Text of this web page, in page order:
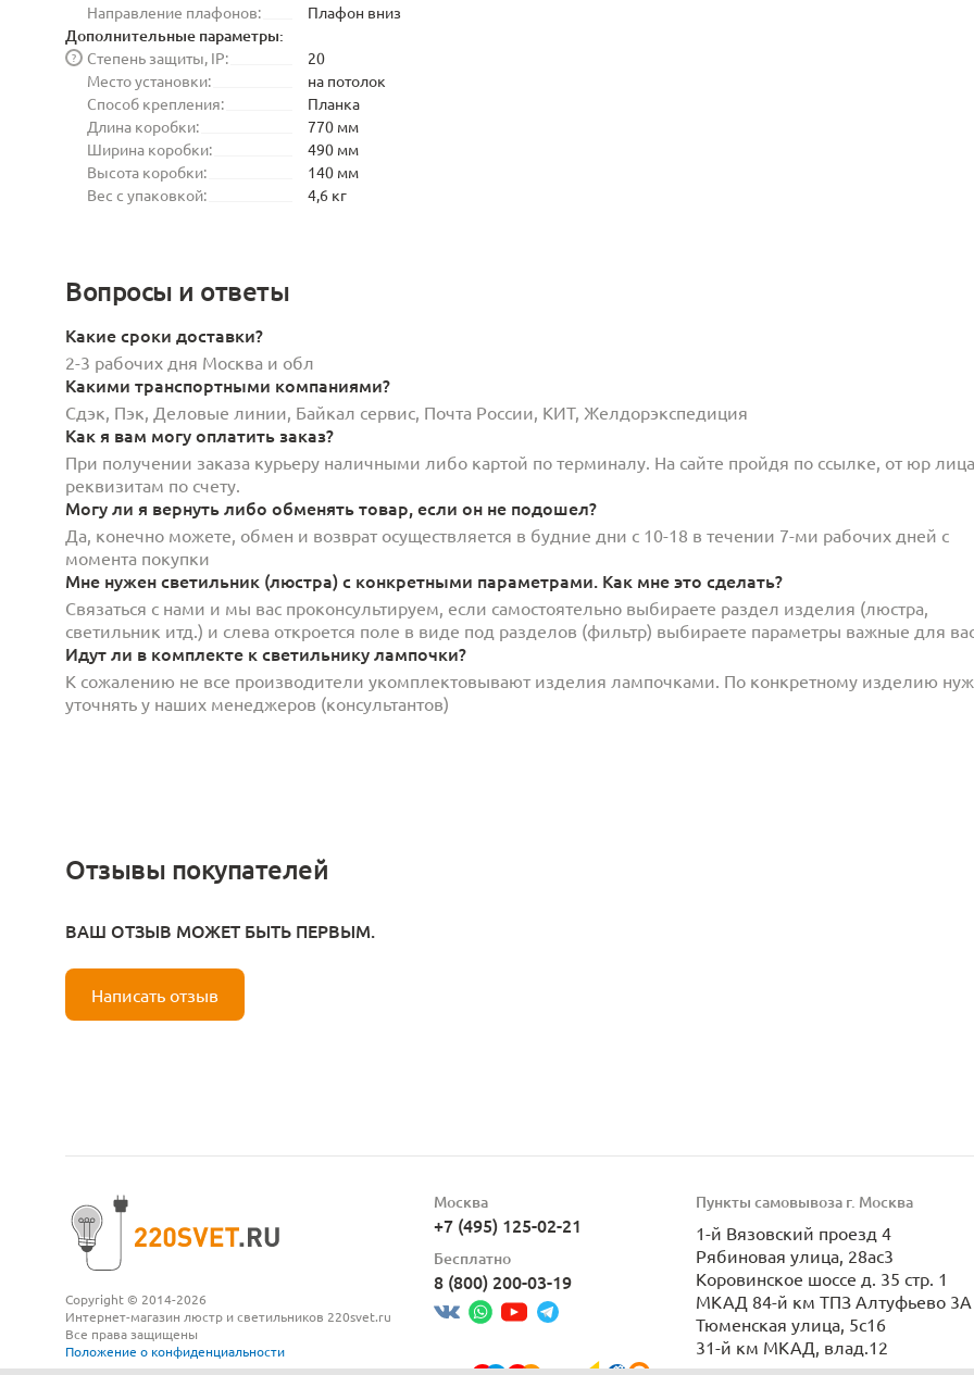
Направление плафонов:
Плафон вниз
Дополнительные параметры:
Степень защиты, IP:
?
20
Место установки:
на потолок
Способ крепления:
Планка
Длина коробки:
770 мм
Ширина коробки:
490 мм
Высота коробки:
140 мм
Вес с упаковкой:
4,6 кг
Вопросы и ответы
Какие сроки доставки?
2-3 рабочих дня Москва и обл
Какими транспортными компаниями?
Сдэк, Пэк, Деловые линии, Байкал сервис, Почта России, КИТ, Желдорэкспедиция
Как я вам могу оплатить заказ?
При получении заказа курьеру наличными либо картой по терминалу. На сайте пройдя по ссылке, от юр
реквизитам по счету.
Могу ли я вернуть либо обменять товар, если он не подошел?
Да, конечно можете, обмен и возврат осуществляется в будние дни с 10-18 в течении 7-ми рабочих дней с
момента покупки
Мне нужен светильник (люстра) с конкретными параметрами. Как мне это сделать?
Связаться с нами и мы вас проконсультируем, если самостоятельно выбираете раздел изделия (люстра,
светильник итд.) и слева откроется поле в виде под разделов (фильтр) выбираете параметры важные для
Идут ли в комплекте к светильнику лампочки?
К сожалению не все производители укомплектовывают изделия лампочками. По конкретному изделию
уточнять у наших менеджеров (консультантов)
Отзывы покупателей
ВАШ ОТЗЫВ МОЖЕТ БЫТЬ ПЕРВЫМ.
Написать отзыв
Copyright © 2014-2026
Интернет-магазин люстр и светильников 220svet.ru
Все права защищены
Положение о конфиденциальности
Москва
+7 (495) 125-02-21
Бесплатно
8 (800) 200-03-19
Пункты самовывоза г. Москва
1-й Вязовский проезд 4
Рябиновая улица, 28ас3
Коровинское шоссе д. 35 стр. 1
МКАД 84-й км ТПЗ Алтуфьево 3А
Тюменская улица, 5с16
31-й км МКАД, влад.12